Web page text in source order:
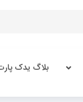
بلاگ یدک